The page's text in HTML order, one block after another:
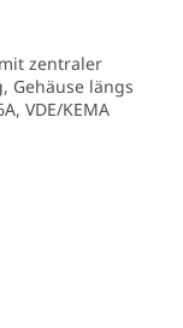
mit zentraler
Gehäuse längs
VDE/KEMA